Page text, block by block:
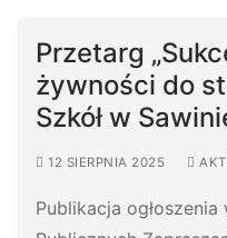
Przetarg
żywności do
Szkół w
12 SIERPNIA 2025
Publikacja